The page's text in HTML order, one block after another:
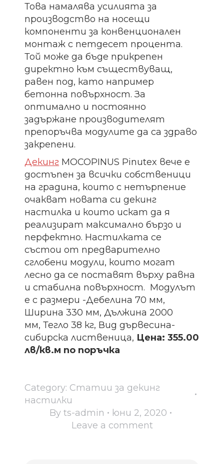
Това намалява усилията за
производство на носещи
компоненти за конвенционален
монтаж с петдесет процента.
Той може да бъде прикрепен
директно към съществуващ,
равен под, като например
бетонна повърхност. За
оптимално и постоянно
задържане производителят
препоръчва модулите да са здраво
закрепени.
Декинг MOCOPINUS Pinutex вече е
достъпен за всички собственици
на градина, които с нетърпение
очакват новата си декинг
настилка и които искат да я
реализират максимално бързо и
перфектно. Настилката се
състои от предварително
сглобени модули, които могат
лесно да се поставят върху равна
и стабилна повърхност. Модулът
е с размери -Дебелина 70 мм,
Ширина 330 мм, Дължина 2000
мм, Тегло 38 кг, Вид дървесина-
сибирска лиственица, Цена: 355.00
лв/кв.м по поръчка
Category: Статии за декинг
настилки
By ts-admin
юни 2, 2020
Leave a comment